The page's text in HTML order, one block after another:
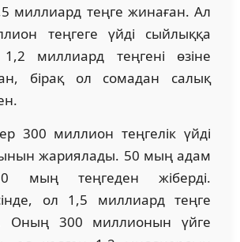
миллиард теңге жинаған. Ал
теңгеге үйді сыйлыққа
миллиард теңгені өзіне
бірақ ол сомадан салық
300 миллион теңгелік үйді
жариялады. 50 мың адам
мың теңгеден жіберді.
ол 1,5 миллиард теңге
Оның 300 миллионын үйге